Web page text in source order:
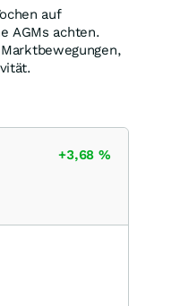
auf
AGMs achten.
+3,68 %